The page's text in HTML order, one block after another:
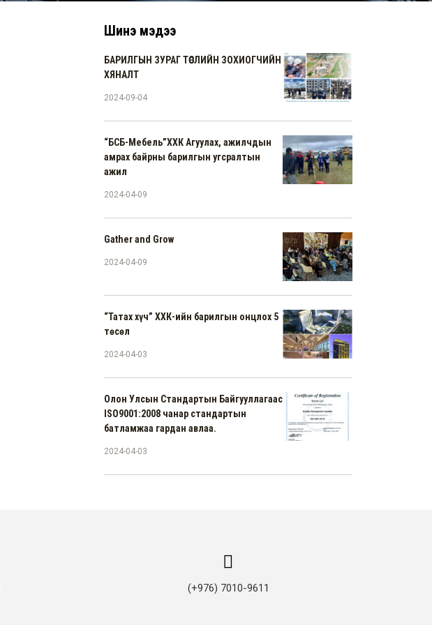
Шинэ мэдээ
БАРИЛГЫН ЗУРАГ ТӨСЛИЙН ЗОХИОГЧИЙН
ХЯНАЛТ
2024-09-04
“БСБ-Мебель”ХХК Агуулах, ажилчдын
амрах байрны барилгын угсралтын
ажил
2024-04-09
Gather and Grow
2024-04-09
“Татах хүч” ХХК-ийн барилгын онцлох 5
төсөл
2024-04-03
Олон Улсын Стандартын Байгууллагаас
ISO9001:2008 чанар стандартын
батламжаа гардан авлаа.
2024-04-03
(+976) 7010-9611